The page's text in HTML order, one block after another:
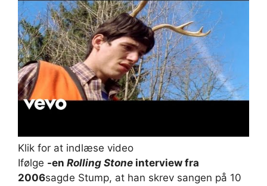
Klik for at indlæse video
Ifølge -en Rolling Stone interview fra
2006sagde Stump, at han skrev sangen på 10